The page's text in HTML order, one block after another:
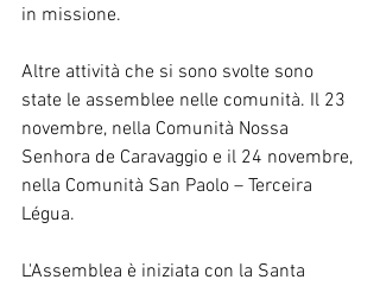
in missione.
Altre attività che si sono svolte sono
state le assemblee nelle comunità. Il 23
novembre, nella Comunità Nossa
Senhora de Caravaggio e il 24 novembre,
nella Comunità San Paolo – Terceira
Légua.
L'Assemblea è iniziata con la Santa